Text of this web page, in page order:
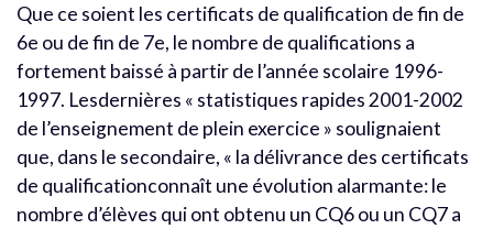
Que ce soient les certificats de qualification de fin de
6e ou de fin de 7e, le nombre de qualifications a
fortement baissé à partir de l’année scolaire 1996-
1997. Lesdernières « statistiques rapides 2001-2002
de l’enseignement de plein exercice » soulignaient
que, dans le secondaire, « la délivrance des certificats
de qualificationconnaît une évolution alarmante: le
nombre d’élèves qui ont obtenu un CQ6 ou un CQ7 a